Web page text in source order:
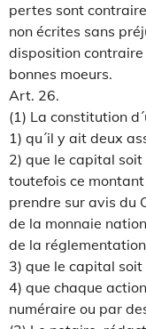
pertes sont
non écrites sans
disposition
bonnes moeurs.
Art. 26.
(1) La constitution
1) qu´il y ait deux
2) que le capital
toutefois ce
prendre sur avis du
de la monnaie
de la
3) que le capital
4) que chaque
numéraire ou par